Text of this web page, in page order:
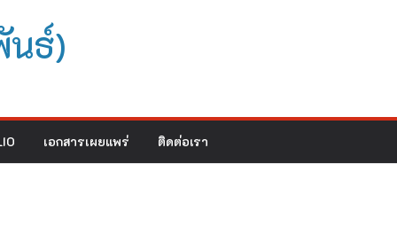
นธ์)
เอกสารเผยแพร่ ติดต่อเรา